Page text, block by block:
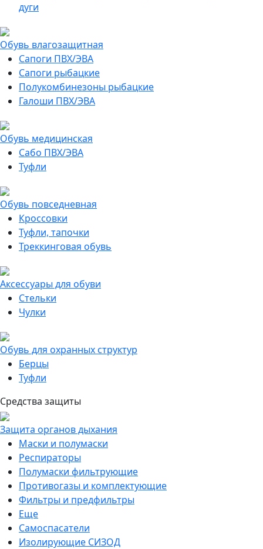
дуги
Обувь влагозащитная
Сапоги ПВХ/ЭВА
Сапоги рыбацкие
Полукомбинезоны рыбацкие
Галоши ПВХ/ЭВА
Обувь медицинская
Сабо ПВХ/ЭВА
Туфли
Обувь повседневная
Кроссовки
Туфли, тапочки
Треккинговая обувь
Аксессуары для обуви
Стельки
Чулки
Обувь для охранных структур
Берцы
Туфли
Средства защиты
Защита органов дыхания
Маски и полумаски
Респираторы
Полумаски фильтрующие
Противогазы и комплектующие
Фильтры и предфильтры
Еще
Самоспасатели
Изолирующие СИЗОД